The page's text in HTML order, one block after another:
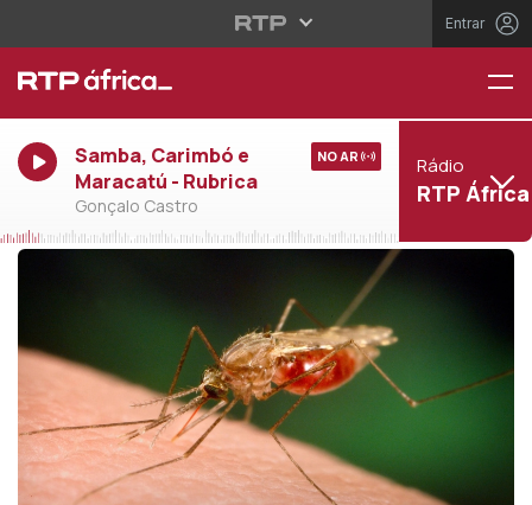
Entrar
Samba, Carimbó e
Maracatú - Rubrica
Gonçalo Castro
NO AR Rádio
RTP África